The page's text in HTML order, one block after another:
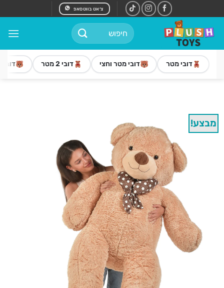
to
content
צ׳אט בווטסאפ
חיפוש
עבור:
דובי מטר דובי מטר וחצי דובי 2 מטר דובי 3 מטר
מבצע!